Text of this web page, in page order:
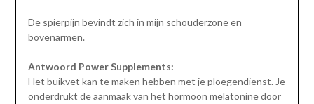
De spierpijn bevindt zich in mijn schouderzone en
bovenarmen.
Antwoord Power Supplements:
Het buikvet kan te maken hebben met je ploegendienst. Je
onderdrukt de aanmaak van het hormoon melatonine door